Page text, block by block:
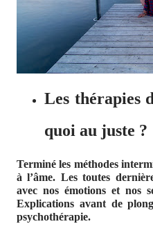
Les thérapies
quoi au juste ?
Terminé les méthodes
à l’âme. Les toutes
avec nos émotions et nos
Explications avant de
psychothérapie.